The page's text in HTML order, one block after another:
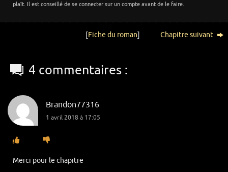
plaît. Il est conseillé de se connecter sur un compte avant de le faire.
[Fiche du roman] Chapitre suivant
4 commentaires :
Brandon77316
1 avril 2018 à 17:05
Merci pour le chapitre